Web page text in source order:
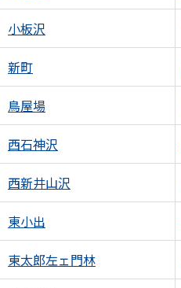
小板沢
新町
鳥屋場
西石神沢
西新井山沢
東小出
東太郎左ェ門林